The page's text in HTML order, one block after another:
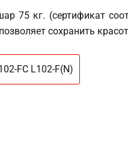
75 кг. (сертификат
сохранить
FC L102-F(N)